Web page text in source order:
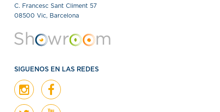
C. Francesc Sant Climent 57
08500 Vic, Barcelona
SIGUENOS EN LAS REDES